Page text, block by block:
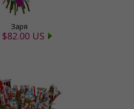
Заря
$82.00 US